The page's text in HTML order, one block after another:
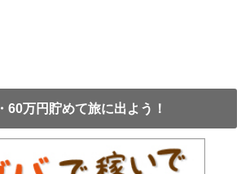
60万円貯めて旅に出よう！